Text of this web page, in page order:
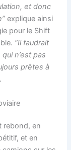
et donc
explique ainsi
pour le Shift
“Il faudrait
n’est pas
prêtes à
rebond, en
et en